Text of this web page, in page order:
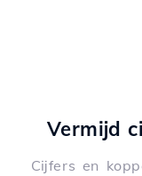
Vermijd
Cijfers en